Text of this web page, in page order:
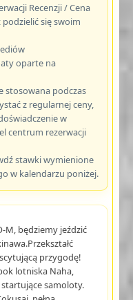
Recenzji / Cena
się swoim
oparte na
stosowana podczas
z regularnej ceny,
w
centrum rezerwacji
stawki wymienione
w kalendarzu poniżej.
M, będziemy jeździć
przygodę!
lotniska Naha,
startujące samoloty.